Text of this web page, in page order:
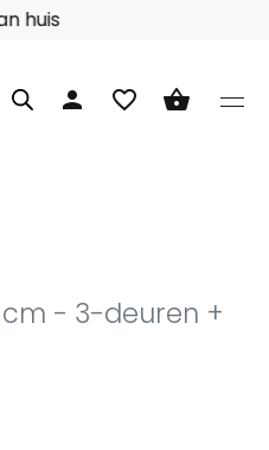
aan huis
person favorite_border shopping_basket
cm - 3-deuren +